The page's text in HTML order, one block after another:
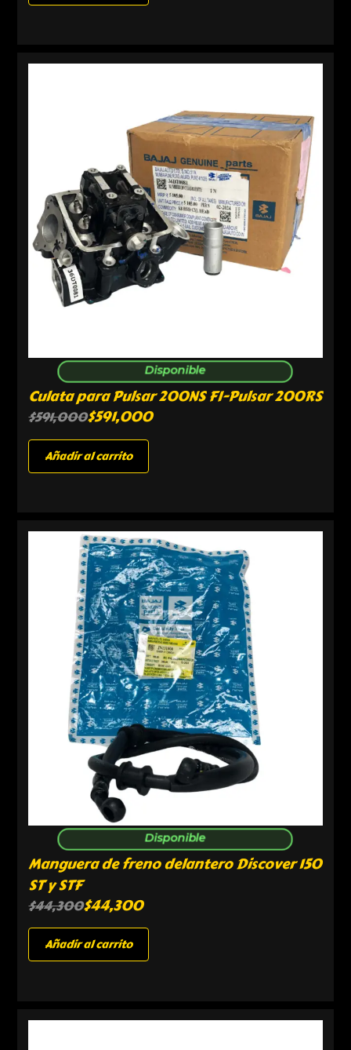
Disponible
Culata para Pulsar 200NS FI-Pulsar 200RS
$591,000$591,000
Añadir al carrito
Disponible
Manguera de freno delantero Discover 150
ST y STF
$44,300$44,300
Añadir al carrito